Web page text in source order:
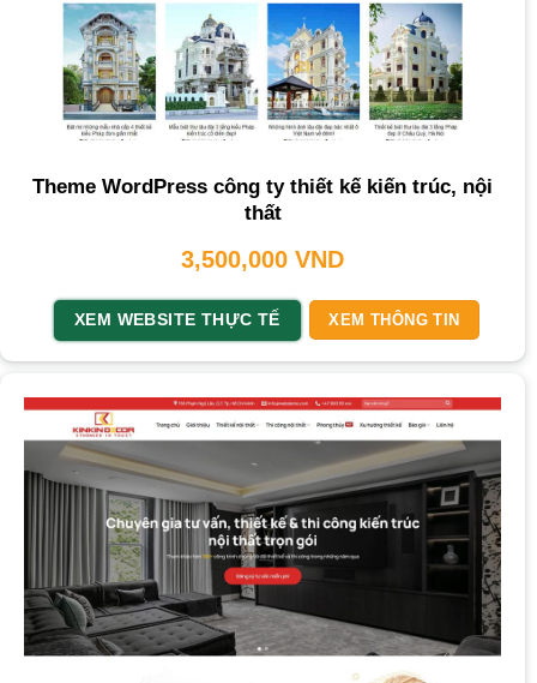
Theme WordPress công ty thiết kế kiến trúc, nội
thất
3,500,000 VND
XEM WEBSITE THỰC TẾ XEM THÔNG TIN